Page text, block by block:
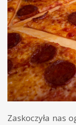
Zaskoczyła nas